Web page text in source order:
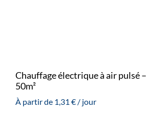
Chauffage électrique à air pulsé
50m²
À partir de 1,31 €/ jour